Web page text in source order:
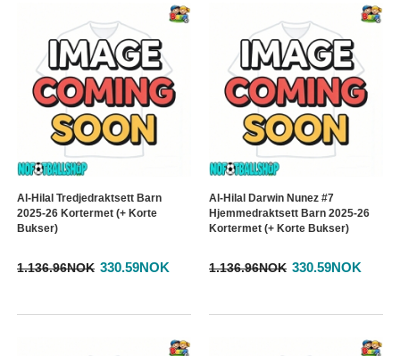
Al-Hilal Tredjedraktsett Barn
2025-26 Kortermet (+ Korte
Bukser)
1.136.96NOK 330.59NOK
Al-Hilal Darwin Nunez #7
Hjemmedraktsett Barn 2025-26
Kortermet (+ Korte Bukser)
1.136.96NOK 330.59NOK